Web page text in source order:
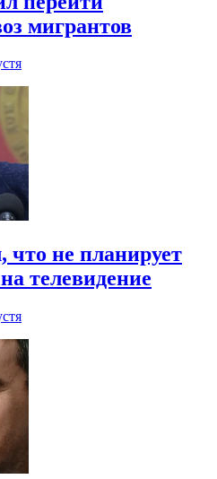
мигрантов
что не планирует
телевидение